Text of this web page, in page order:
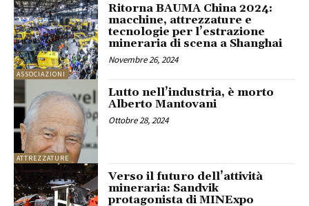
ASSOCIAZIONI
Ritorna BAUMA China 2024:
macchine, attrezzature e
tecnologie per l’estrazione
mineraria di scena a Shanghai
Novembre 26, 2024
ATTREZZATURE
Lutto nell’industria, è morto
Alberto Mantovani
Ottobre 28, 2024
Verso il futuro dell’attività
mineraria: Sandvik
protagonista di MINExpo